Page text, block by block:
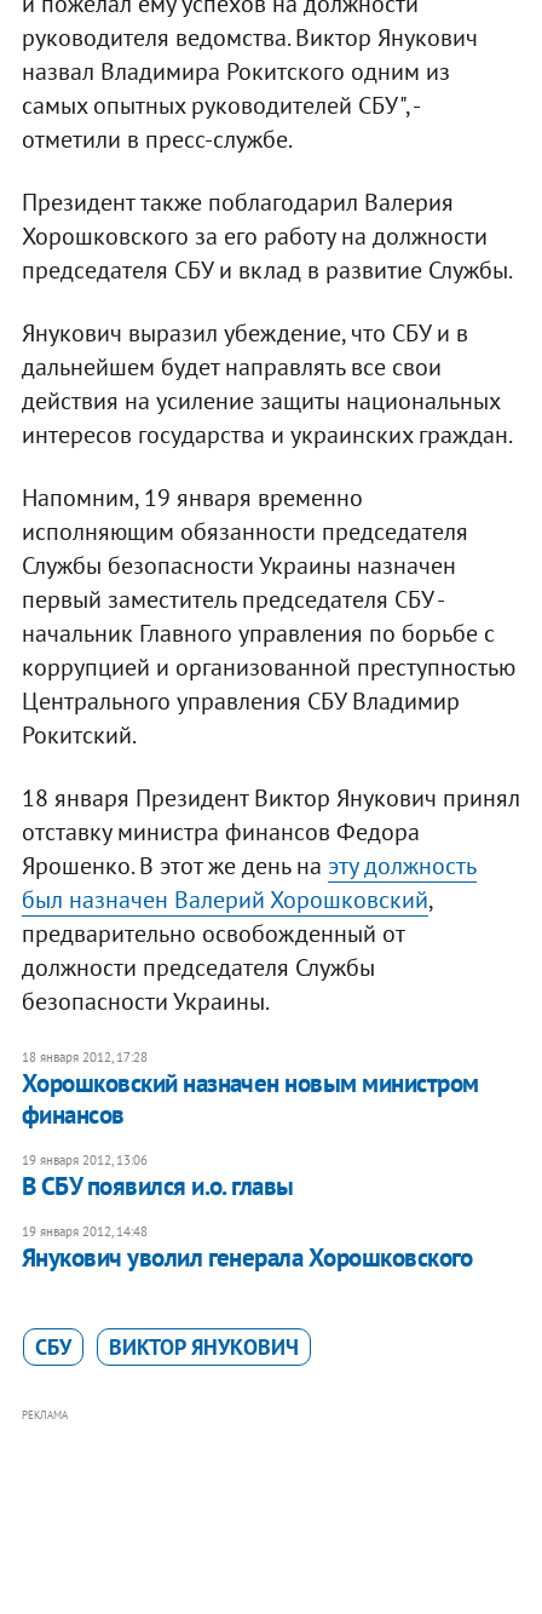
руководителя ведомства. Виктор Янукович
назвал Владимира Рокитского одним из
самых опытных руководителей СБУ", -
отметили в пресс-службе.
Президент также поблагодарил Валерия
Хорошковского за его работу на должности
председателя СБУ и вклад в развитие Службы.
Янукович выразил убеждение, что СБУ и в
дальнейшем будет направлять все свои
действия на усиление защиты национальных
интересов государства и украинских граждан.
Напомним, 19 января временно
исполняющим обязанности председателя
Службы безопасности Украины назначен
первый заместитель председателя СБУ -
начальник Главного управления по борьбе с
коррупцией и организованной преступностью
Центрального управления СБУ Владимир
Рокитский.
18 января Президент Виктор Янукович принял
отставку министра финансов Федора
Ярошенко. В этот же день на эту должность
был назначен Валерий Хорошковский,
предварительно освобожденный от
должности председателя Службы
безопасности Украины.
18 января 2012, 17:28
Хорошковский назначен новым министром
финансов
19 января 2012, 13:06
В СБУ появился и.о. главы
19 января 2012, 14:48
Янукович уволил генерала Хорошковского
СБУ ВИКТОР ЯНУКОВИЧ
РЕКЛАМА